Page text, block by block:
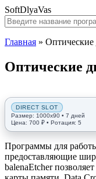
SoftDlyaVas
Главная » Оптические
Оптические
Программы для
предоставляющие
balenaEtcher